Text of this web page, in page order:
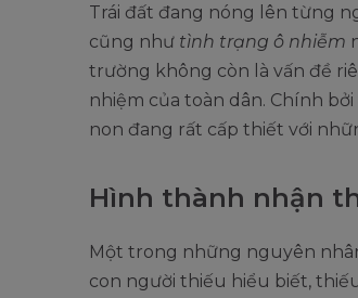
Trái đất đang nóng lên từng
cũng như tình trạng ô nhiễm
trường không còn là vấn đề
nhiệm của toàn dân. Chính
non đang rất cấp thiết với
Hình thành nhận
Một trong những nguyên
con người thiếu hiểu biết,